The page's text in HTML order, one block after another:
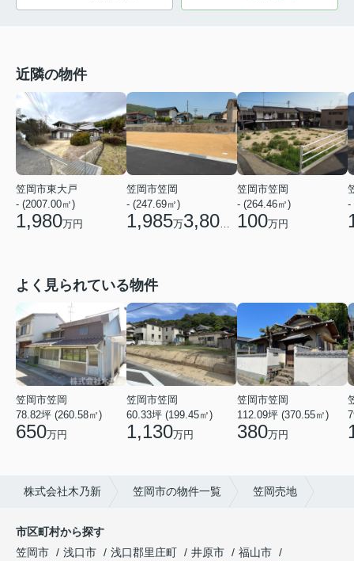
近隣の物件
笠岡市東大戸
- (2007.00㎡)
1,980万円
笠岡市笠岡
- (247.69㎡)
1,985万3,800 円
笠岡市笠岡
- (264.46㎡)
100万円
-
よく見られている物件
笠岡市笠岡
78.82坪 (260.58㎡)
650万円
笠岡市笠岡
60.33坪 (199.45㎡)
1,130万円
笠岡市笠岡
112.09坪 (370.55㎡)
380万円
株式会社木乃新 笠岡市の物件一覧 笠岡売地
市区町村から探す
笠岡市
浅口市 浅口郡里庄町 井原市
福山市